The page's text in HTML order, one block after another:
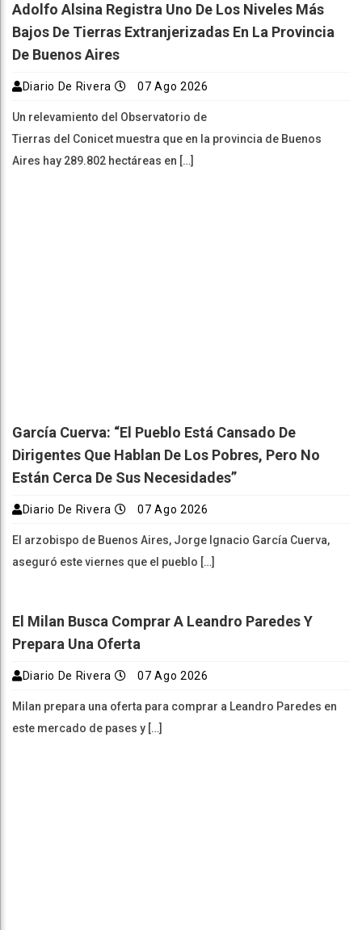
Adolfo Alsina Registra Uno De Los Niveles Más
Bajos De Tierras Extranjerizadas En La Provincia
De Buenos Aires
Diario De Rivera 07 Ago 2026
Un relevamiento del Observatorio de
Tierras del Conicet muestra que en la provincia de Buenos
Aires hay 289.802 hectáreas en […]
García Cuerva: “El Pueblo Está Cansado De
Dirigentes Que Hablan De Los Pobres, Pero No
Están Cerca De Sus Necesidades”
Diario De Rivera 07 Ago 2026
El arzobispo de Buenos Aires, Jorge Ignacio García Cuerva,
aseguró este viernes que el pueblo […]
El Milan Busca Comprar A Leandro Paredes Y
Prepara Una Oferta
Diario De Rivera 07 Ago 2026
Milan prepara una oferta para comprar a Leandro Paredes en
este mercado de pases y […]